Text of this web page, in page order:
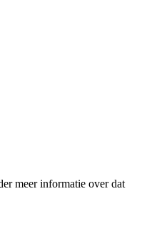
meer informatie over dat